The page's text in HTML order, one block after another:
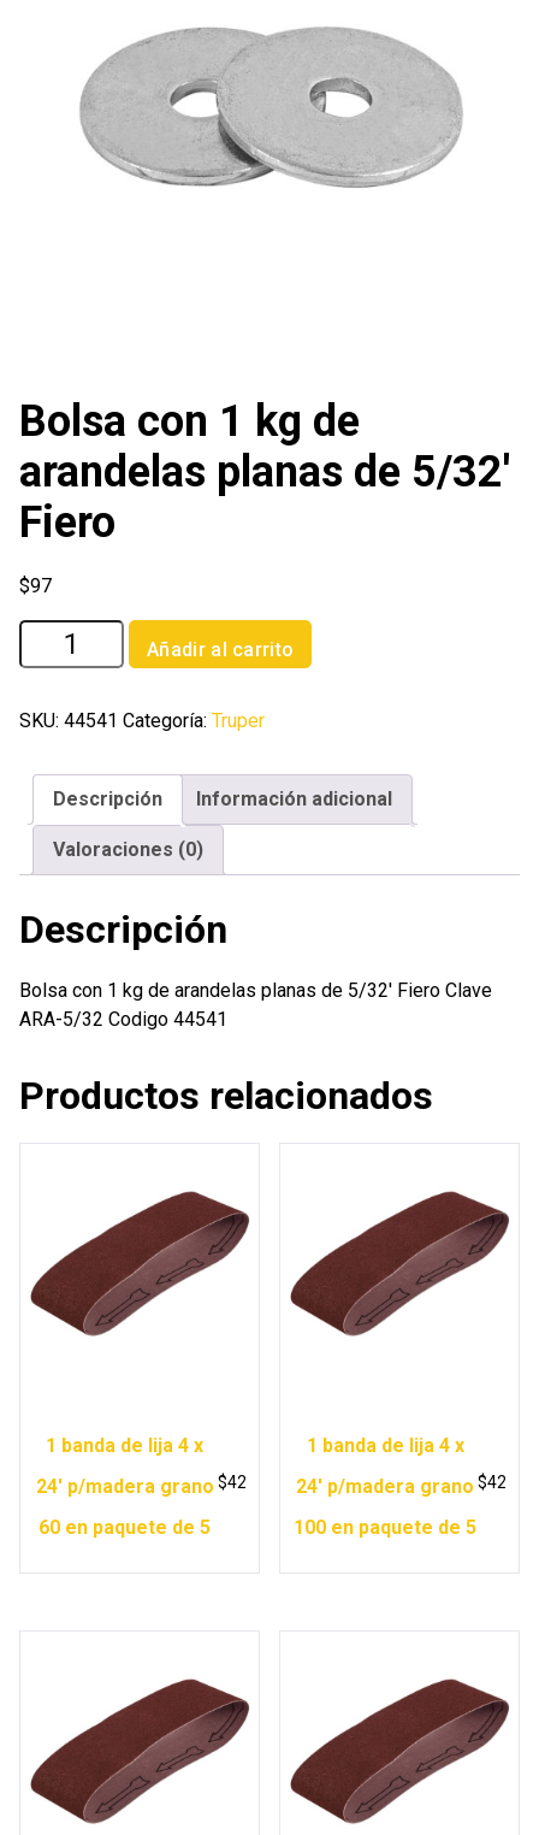
Bolsa con 1 kg de
arandelas planas de 5/32′
Fiero
$97
Bolsa
con
kg
arandelas
planas
de
5/32'
cantidad
Añadir al carrito
SKU: 44541 Categoría: Truper
Descripción Información adicional
Valoraciones (0)
Descripción
Bolsa con 1 kg de arandelas planas de 5/32′ Fiero Clave
ARA-5/32 Codigo 44541
Productos relacionados
1 banda de lija 4 x
24′ p/madera grano
60 en paquete de 5
$42
1 banda de lija 4 x
24′ p/madera grano
100 en paquete de 5
$42